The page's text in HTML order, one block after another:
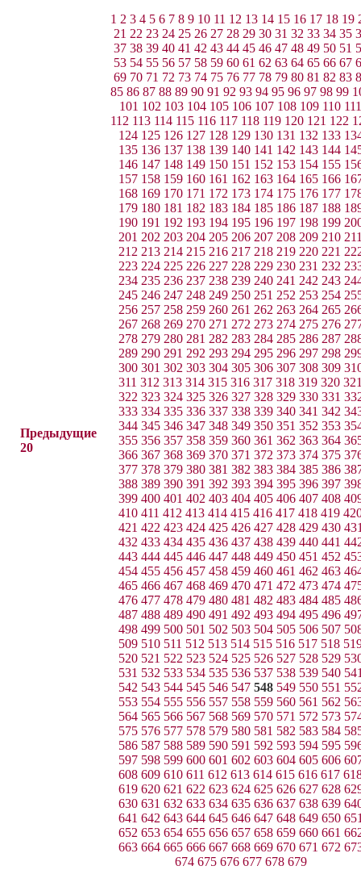
Предыдущие
20
1 2 3 4 5 6 7 8 9 10 11 12 13 14 15 16 17 18 19
21 22 23 24 25 26 27 28 29 30 31 32 33 34 35
37 38 39 40 41 42 43 44 45 46 47 48 49 50 51
53 54 55 56 57 58 59 60 61 62 63 64 65 66 67
69 70 71 72 73 74 75 76 77 78 79 80 81 82 83
85 86 87 88 89 90 91 92 93 94 95 96 97 98 99
101 102 103 104 105 106 107 108 109 110 111
112 113 114 115 116 117 118 119 120 121 122
124 125 126 127 128 129 130 131 132 133
135 136 137 138 139 140 141 142 143 144
146 147 148 149 150 151 152 153 154 155
157 158 159 160 161 162 163 164 165 166
168 169 170 171 172 173 174 175 176 177
179 180 181 182 183 184 185 186 187 188
190 191 192 193 194 195 196 197 198 199
201 202 203 204 205 206 207 208 209 210
212 213 214 215 216 217 218 219 220 221
223 224 225 226 227 228 229 230 231 232
234 235 236 237 238 239 240 241 242 243
245 246 247 248 249 250 251 252 253 254
256 257 258 259 260 261 262 263 264 265
267 268 269 270 271 272 273 274 275 276
278 279 280 281 282 283 284 285 286 287
289 290 291 292 293 294 295 296 297 298
300 301 302 303 304 305 306 307 308 309
311 312 313 314 315 316 317 318 319 320
322 323 324 325 326 327 328 329 330 331
333 334 335 336 337 338 339 340 341 342
344 345 346 347 348 349 350 351 352 353
355 356 357 358 359 360 361 362 363 364
366 367 368 369 370 371 372 373 374 375
377 378 379 380 381 382 383 384 385 386
388 389 390 391 392 393 394 395 396 397
399 400 401 402 403 404 405 406 407 408
410 411 412 413 414 415 416 417 418 419
421 422 423 424 425 426 427 428 429 430
432 433 434 435 436 437 438 439 440 441
443 444 445 446 447 448 449 450 451 452
454 455 456 457 458 459 460 461 462 463
465 466 467 468 469 470 471 472 473 474
476 477 478 479 480 481 482 483 484 485
487 488 489 490 491 492 493 494 495 496
498 499 500 501 502 503 504 505 506 507
509 510 511 512 513 514 515 516 517 518
520 521 522 523 524 525 526 527 528 529
531 532 533 534 535 536 537 538 539 540
542 543 544 545 546 547 548 549 550 551
553 554 555 556 557 558 559 560 561 562
564 565 566 567 568 569 570 571 572 573
575 576 577 578 579 580 581 582 583 584
586 587 588 589 590 591 592 593 594 595
597 598 599 600 601 602 603 604 605 606
608 609 610 611 612 613 614 615 616 617
619 620 621 622 623 624 625 626 627 628
630 631 632 633 634 635 636 637 638 639
641 642 643 644 645 646 647 648 649 650
652 653 654 655 656 657 658 659 660 661
663 664 665 666 667 668 669 670 671 672
674 675 676 677 678 679